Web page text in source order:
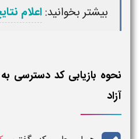
بیشتر بخوانید:اعلام
نحوه بازیابی کد دسترسی
آزاد